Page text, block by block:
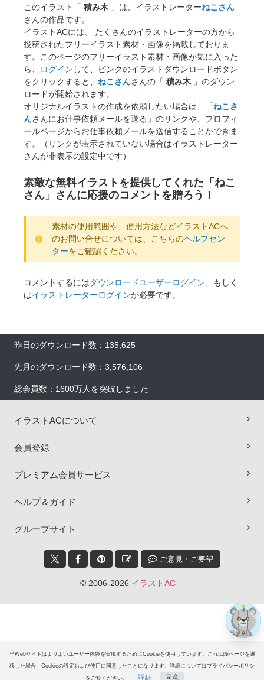
当Webサイトはよりよいユーザー体験を実現するためにCookieを使用しています。これ以降ページを遷
移した場合、Cookieの設定および使用に同意したことになります。詳細についてはプライバシーポリシ
ーをご覧ください。 詳細 同意
このイラスト「 積み木 」は、イラストレーターねこさん
さんの作品です。
イラストACには、 たくさんのイラストレーターの方から
投稿されたフリーイラスト素材・画像を掲載しておりま
す。このページのフリーイラスト素材・画像が気に入った
ら、
ログイン して、ピンクのイラストダウンロードボタン
をクリックすると、 ねこさんさんの「 積み木 」のダウン
ロードが開始されます。
オリジナルイラストの作成を依頼したい場合は、「ねこさ
んさんにお仕事依頼メールを送る」のリンクや、プロフィ
ールページからお仕事依頼メールを送信することができま
す。（リンクが表示されていない場合はイラストレーター
さんが非表示の設定中です）
素敵な無料イラストを提供してくれた「ねこ
さん」さんに応援のコメントを贈ろう！
素材の使用範囲や、使用方法などイラストACへ
のお問い合せについては、こちらのヘルプセン
ターをご確認ください。
コメントするにはダウンロードユーザーログイン、もしく
はイラストレーターログインが必要です。
昨日のダウンロード数：135,625
先月のダウンロード数：3,576,106
総会員数：1600万人を突破しました
イラストACについて
会員登録
プレミアム会員サービス
ヘルプ＆ガイド
グループサイト
ご意見・ご要望
© 2006-2026 イラストAC